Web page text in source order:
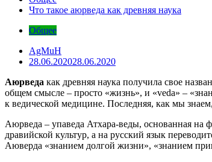
Что такое аюрведа как древняя наука
Общее
AgMuH
28.06.202028.06.2020
Аюрведа как древняя наука получила свое
общем смысле – просто «жизнь», и «veda» –
к ведической медицине. Последняя, как мы
Аюрведа – упаведа Атхара-веды, основанная на
дравийской культур, а на русский язык
Аюверда «знанием долгой жизни», «знанием